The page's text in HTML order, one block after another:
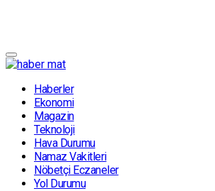
Haberler
Ekonomi
Magazin
Teknoloji
Hava Durumu
Namaz Vakitleri
Nöbetçi Eczaneler
Yol Durumu